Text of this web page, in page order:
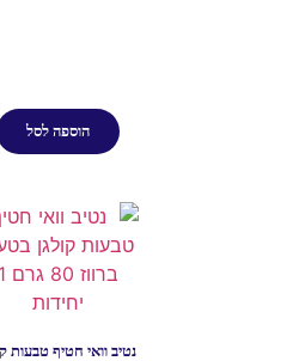
הוספה לסל
נטיב וואי חטיף טבעות